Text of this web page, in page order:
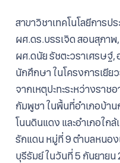
สาขาวิชาเทคโนโลยีการป
ผศ.ดร.บรรเจิด สอนสุภา
ผศ.ดนัย รัชตะวราเศรษฐ์,
นักศึกษา ในโครงการเยีย
จากเหตุปะทะระหว่างรา
กัมพูชา ในพื้นที่อำเภอบ้าน
โนนดินแดง และอำเภอใก
รักแดน หมู่ที่ 9 ตำบลหนอ
บุรีรัมย์ ในวันที่ 5 กันยาย